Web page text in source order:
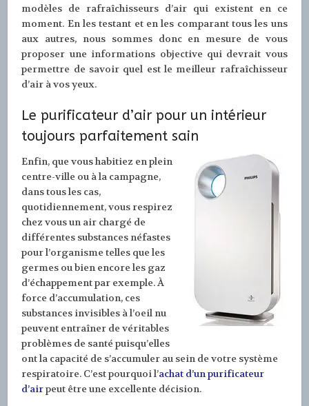
modèles de rafraîchisseurs d’air qui existent en ce
moment. En les testant et en les comparant tous les uns
aux autres, nous sommes donc en mesure de vous
proposer une informations objective qui devrait vous
permettre de savoir quel est le meilleur rafraîchisseur
d’air à vos yeux.
Le purificateur d’air pour un intérieur
toujours parfaitement sain
Enfin, que vous habitiez en plein
centre-ville ou à la campagne,
dans tous les cas,
quotidiennement, vous respirez
chez vous un air chargé de
différentes substances néfastes
pour l’organisme telles que les
germes ou bien encore les gaz
d’échappement par exemple. À
force d’accumulation, ces
substances invisibles à l’oeil nu
peuvent entraîner de véritables
problèmes de santé puisqu’elles
ont la capacité de s’accumuler au sein de votre système
respiratoire. C’est pourquoi l’achat d’un purificateur
d’airpeut être une excellente décision.